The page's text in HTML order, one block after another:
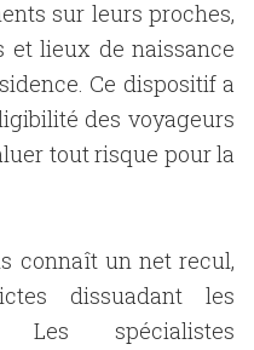
sur leurs proches,
et lieux de naissance
Ce dispositif a
des voyageurs
tout risque pour la
connaît un net recul,
dissuadant les
Les spécialistes